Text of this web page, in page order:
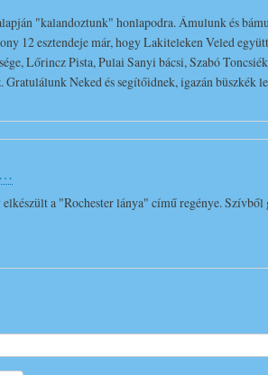
"kalandoztunk" honlapodra. Ámulunk és
12 esztendeje már, hogy Lakiteleken Veled
Lőrincz Pista, Pulai Sanyi bácsi, Szabó
Gratulálunk Neked és segítőidnek, igazán
a "Rochester lánya" című regénye.